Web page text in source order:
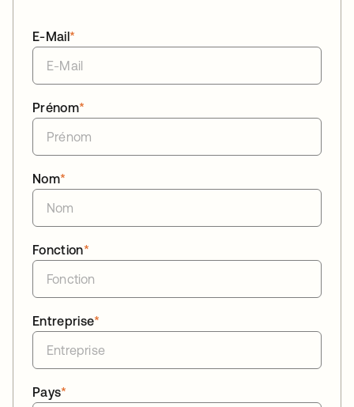
*
E-Mail
*
Prénom
*
Nom
*
Fonction
*
Entreprise
*
Pays